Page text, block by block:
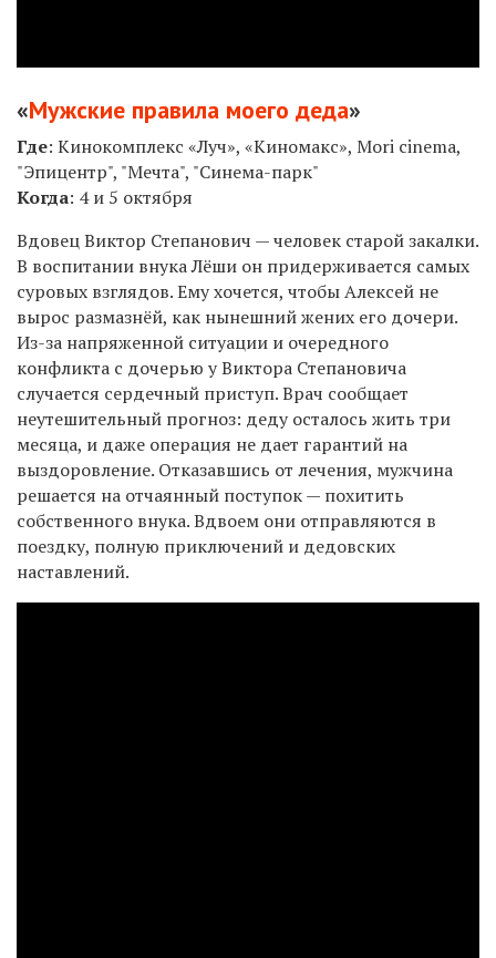
«Мужские правила моего деда»
Где: Кинокомплекс «Луч», «Киномакс», Mori cinema,
"Эпицентр", "Мечта", "Синема-парк"
Когда: 4 и 5 октября
Вдовец Виктор Степанович — человек старой закалки.
В воспитании внука Лёши он придерживается самых
суровых взглядов. Ему хочется, чтобы Алексей не
вырос размазнёй, как нынешний жених его дочери.
Из-за напряженной ситуации и очередного
конфликта с дочерью у Виктора Степановича
случается сердечный приступ. Врач сообщает
неутешительный прогноз: деду осталось жить три
месяца, и даже операция не дает гарантий на
выздоровление. Отказавшись от лечения, мужчина
решается на отчаянный поступок — похитить
собственного внука. Вдвоем они отправляются в
поездку, полную приключений и дедовских
наставлений.